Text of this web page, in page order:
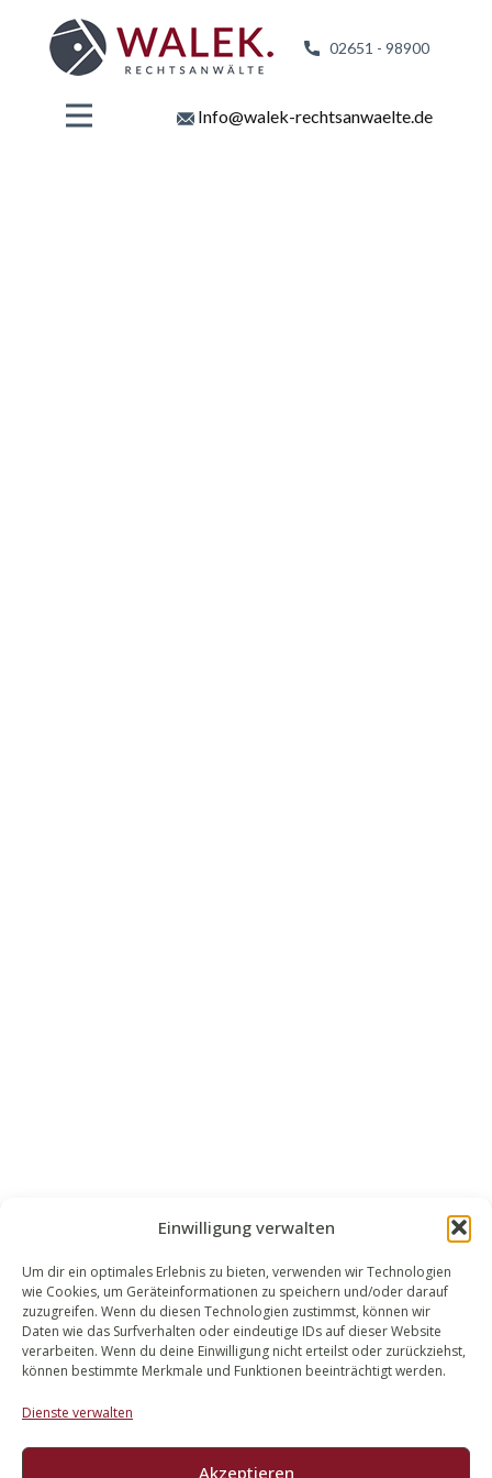
Einwilligung verwalten
Um dir ein optimales Erlebnis zu bieten, verwenden wir Technologien
wie Cookies, um Geräteinformationen zu speichern und/oder darauf
zuzugreifen. Wenn du diesen Technologien zustimmst, können wir
Daten wie das Surfverhalten oder eindeutige IDs auf dieser Website
verarbeiten. Wenn du deine Einwilligung nicht erteilst oder zurückziehst,
können bestimmte Merkmale und Funktionen beeinträchtigt werden.
Dienste verwalten
Akzeptieren
02651 - 98900
Info@walek-rechtsanwaelte.de
WALEK RECHTSANWÄLT​​E
Bachstraße 13
56727 Mayen
02651 98 900
info@walek-rechtsanwaelte.de